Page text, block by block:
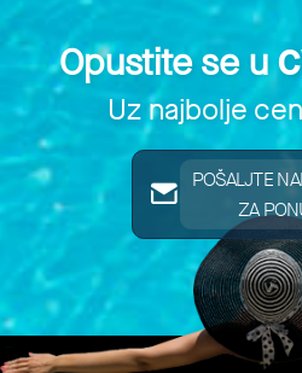
Opustite se u
Uz najbolje
POŠALJTE
ZA